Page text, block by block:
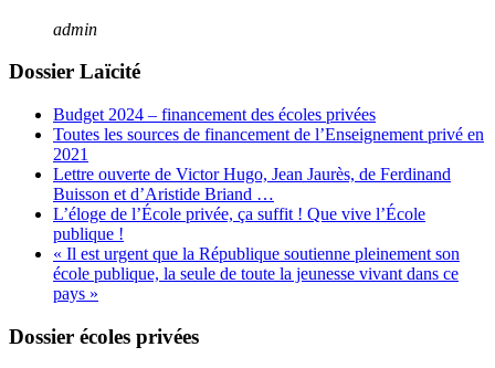
admin
Dossier Laïcité
Budget 2024 – financement des écoles privées
Toutes les sources de financement de l’Enseignement privé en
2021
Lettre ouverte de Victor Hugo, Jean Jaurès, de Ferdinand
Buisson et d’Aristide Briand …
L’éloge de l’École privée, ça suffit ! Que vive l’École
publique !
« Il est urgent que la République soutienne pleinement son
école publique, la seule de toute la jeunesse vivant dans ce
pays »
Dossier écoles privées